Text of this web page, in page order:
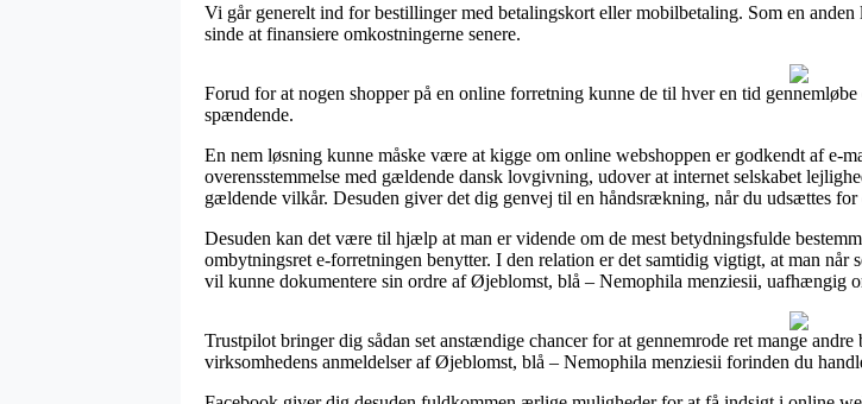
Vi går generelt ind for bestillinger med betalingskort eller mobilbetaling. Som en
sinde at finansiere omkostningerne senere.
Forud for at nogen shopper på en online forretning kunne de til hver en tid
spændende.
En nem løsning kunne måske være at kigge om online webshoppen er godkendt af e-
overensstemmelse med gældende dansk lovgivning, udover at internet selskabet
gældende vilkår. Desuden giver det dig genvej til en håndsrækning, når du udsættes
Desuden kan det være til hjælp at man er vidende om de mest betydningsfulde
ombytningsret e-forretningen benytter. I den relation er det samtidig vigtigt, at man når
vil kunne dokumentere sin ordre af Øjeblomst, blå – Nemophila menziesii, uafhængig
Trustpilot bringer dig sådan set anstændige chancer for at gennemrode ret mange
virksomhedens anmeldelser af Øjeblomst, blå – Nemophila menziesii forinden du